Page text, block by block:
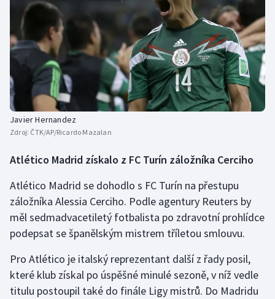
Javier Hernandez
Zdroj: ČTK/AP/Ricardo Mazalan
Atlético Madrid získalo z FC Turín záložníka Cerciho
Atlético Madrid se dohodlo s FC Turín na přestupu
záložníka Alessia Cerciho. Podle agentury Reuters by
měl sedmadvacetiletý fotbalista po zdravotní prohlídce
podepsat se španělským mistrem tříletou smlouvu.
Pro Atlético je italský reprezentant další z řady posil,
které klub získal po úspěšné minulé sezoně, v níž vedle
titulu postoupil také do finále Ligy mistrů. Do Madridu